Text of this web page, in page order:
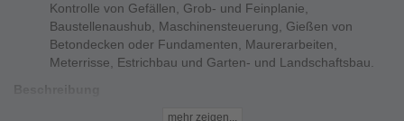
Kontrolle von Gefällen, Grob- und Feinplanie,
Baustellenaushub, Maschinensteuerung, Gießen von
Betondecken oder Fundamenten, Maurerarbeiten,
Meterrisse, Estrichbau und Garten- und Landschaftsbau.
mehr zeigen...